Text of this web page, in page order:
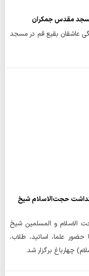
مقدس جمکران
عاشقان بقیع قم در مسجد
حجت‌الاسلام شیخ
و المسلمین شیخ
علما، اساتید، طلاب،
چهارباغ برگزار شد.